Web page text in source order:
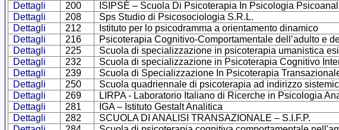
Dettagli
200
ISIPSÈ – Scuola Di Psicoterapia In Psicologia
Dettagli
208
Sps Studio di Psicosociologia S.R.L.
Dettagli
212
Istituto per lo psicodramma a orientamento dinamico
Dettagli
216
Psicoterapia Cognitivo-Comportamentale dell’adulto e
Dettagli
225
Scuola di specializzazione in psicoterapia umanistica
Dettagli
232
Scuola di specializzazione in Psicoterapia Cognitivo
Dettagli
239
Scuola di Specializzazione In Psicoterapia
Dettagli
250
Scuola quadriennale di psicoterapia ad indirizzo
Dettagli
269
LIRPA - Laboratorio Italiano di Ricerche in Psicologia
Dettagli
281
IGA – Istituto Gestalt Analitica
Dettagli
282
SCUOLA DI ANALISI TRANSAZIONALE – S.I.F.P.